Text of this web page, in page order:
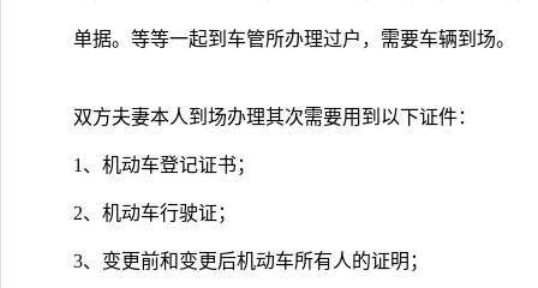
单据。等等一起到车管所办理过户，需要车辆到场。
双方夫妻本人到场办理其次需要用到以下证件：
1、机动车登记证书；
2、机动车行驶证；
3、变更前和变更后机动车所有人的证明；